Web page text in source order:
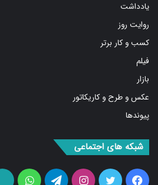
یادداشت
روایت روز
کسب و کار برتر
فیلم
بازار
عکس و طرح و کاریکاتور
پیوندها
شبکه های اجتماعی
فیس
توییتر اینستاگرامتلگرام واتس